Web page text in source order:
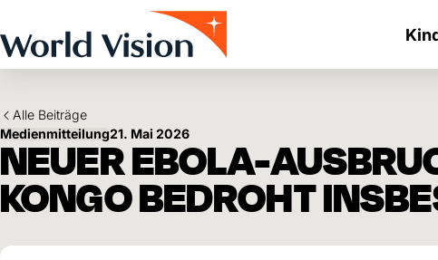
Alle Beiträge
Medienmitteilung21. Mai 2026
NEUER EBOLA-
KONGO BEDROHT